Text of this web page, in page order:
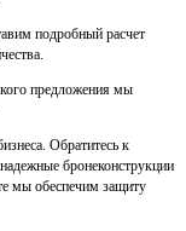
подробный расчет
предложения мы
Обратитесь к
бронеконструкции
мы обеспечим защиту